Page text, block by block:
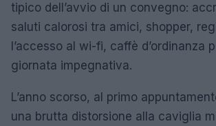
tipico dell’avvio di un convegno:
saluti calorosi tra amici, shopper,
l’accesso al wi-fi, caffè d’ordinanza
giornata impegnativa.
L’anno scorso, al primo
una brutta distorsione alla caviglia